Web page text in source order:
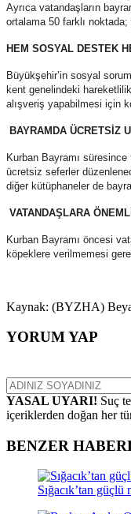
Ayrıca vatandaşların
ortalama 50 farklı noktada;
HEM SOSYAL DESTEK
Büyükşehir’in sosyal
kent genelindeki
alışveriş yapabilmesi için
BAYRAMDA ÜCRETSİZ
Kurban Bayramı
ücretsiz seferler
diğer kütüphaneler de
VATANDAŞLARA
Kurban Bayramı öncesi
köpeklere verilmemesi
Kaynak: (BYZHA)
YORUM YAP
YASAL UYARI! Suç
içeriklerden doğan her
BENZER
Sığacık’tan